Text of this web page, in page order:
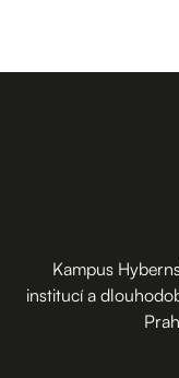
Kampus
institucí a